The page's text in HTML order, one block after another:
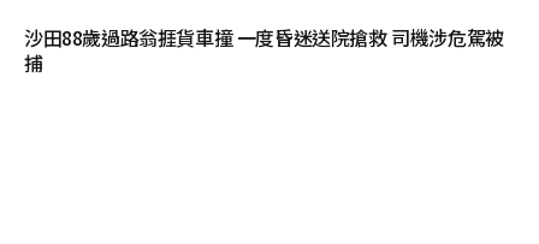
沙田88歲過路翁捱貨車撞 一度昏迷送院搶救 司機涉危駕被
捕